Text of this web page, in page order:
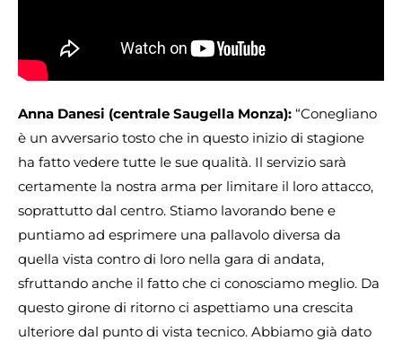
Anna Danesi (centrale Saugella Monza): “Conegliano
è un avversario tosto che in questo inizio di stagione
ha fatto vedere tutte le sue qualità. Il servizio sarà
certamente la nostra arma per limitare il loro attacco,
soprattutto dal centro. Stiamo lavorando bene e
puntiamo ad esprimere una pallavolo diversa da
quella vista contro di loro nella gara di andata,
sfruttando anche il fatto che ci conosciamo meglio. Da
questo girone di ritorno ci aspettiamo una crescita
ulteriore dal punto di vista tecnico. Abbiamo già dato